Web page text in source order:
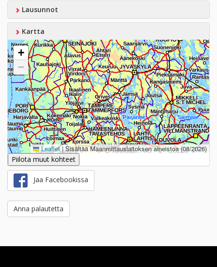
Lausunnot
Kartta
+
−
Leaflet |Sisältää Maanmittauslaitoksen aineistoa (08/2026)
Piilota muut kohteet
Jaa Facebookissa
Anna palautetta